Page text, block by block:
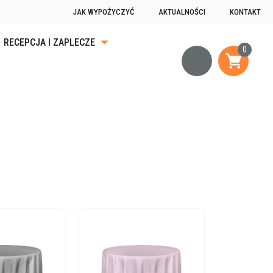
JAK WYPOŻYCZYĆ AKTUALNOŚCI KONTAKT
RECEPCJA I ZAPLECZE